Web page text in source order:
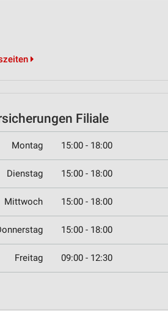
Filiale
Montag 15:00 - 18:00
Dienstag 15:00 - 18:00
Mittwoch 15:00 - 18:00
15:00 - 18:00
Freitag 09:00 - 12:30